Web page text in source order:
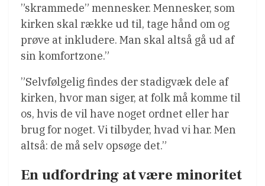
”skrammede” mennesker. Mennesker, som
kirken skal række ud til, tage hånd om og
prøve at inkludere. Man skal altså gå ud af
sin komfortzone.”
”Selvfølgelig findes der stadigvæk dele af
kirken, hvor man siger, at folk må komme til
os, hvis de vil have noget ordnet eller har
brug for noget. Vi tilbyder, hvad vi har. Men
altså: de må selv opsøge det.”
En udfordring at være minoritet